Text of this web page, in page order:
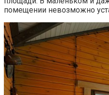
помещении невозможно